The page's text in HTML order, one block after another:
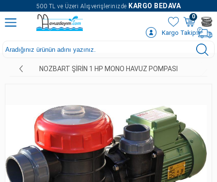
500 TL ve Üzeri Alışverişlerinizde KARGO BEDAVA
0
Kargo Takip
NOZBART ŞIRIN 1 HP MONO HAVUZ POMPASI